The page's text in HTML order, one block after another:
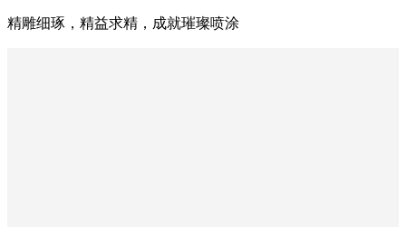
精雕细琢，精益求精，成就璀璨喷涂